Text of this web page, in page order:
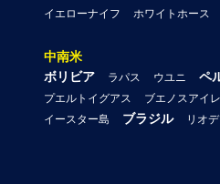
イエローナイフ
ホワイトホース
中南米
ボリビア
ラパス ウユニ ペ
プエルトイグアス ブエノスアイ
イースター島
ブラジル リオ